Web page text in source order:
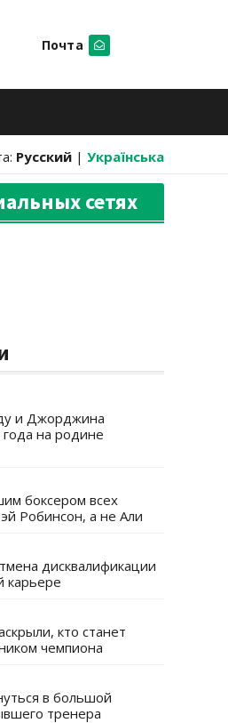
Почта
Русский | Українська
сетях
и Джорджина
года на родине
боксером всех
Робинсон, а не Али
дисквалификации
карьере
кто станет
чемпиона
в большой
тренера